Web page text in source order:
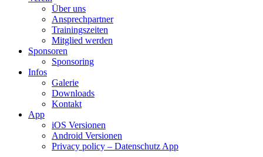
Über uns
Ansprechpartner
Trainingszeiten
Mitglied werden
Sponsoren
Sponsoring
Infos
Galerie
Downloads
Kontakt
App
iOS Versionen
Android Versionen
Privacy policy – Datenschutz App